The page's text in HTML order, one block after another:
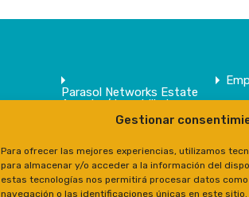
Gestionar
Para ofrecer las mejores experiencias, utilizamos
para almacenar y/o acceder a la información del
estas tecnologías nos permitirá procesar datos
navegación o las identificaciones únicas en este
Parasol Networks Estate
Agents / Inmobiliaria
Prensa